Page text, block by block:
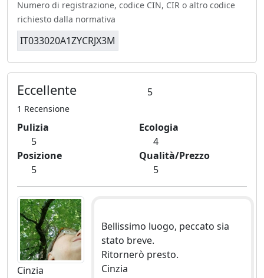
Numero di registrazione, codice CIN, CIR o altro codice
richiesto dalla normativa
IT033020A1ZYCRJX3M
Eccellente 5
1 Recensione
Pulizia
5
Ecologia
4
Posizione
5
Qualità/Prezzo
5
Cinzia
Bellissimo luogo, peccato sia
stato breve.
Ritornerò presto.
Cinzia